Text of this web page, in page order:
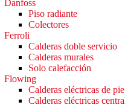
Danfoss
Piso radiante
Colectores
Ferroli
Calderas doble servicio
Calderas murales
Solo calefacción
Flowing
Calderas eléctricas de pie
Calderas eléctricas